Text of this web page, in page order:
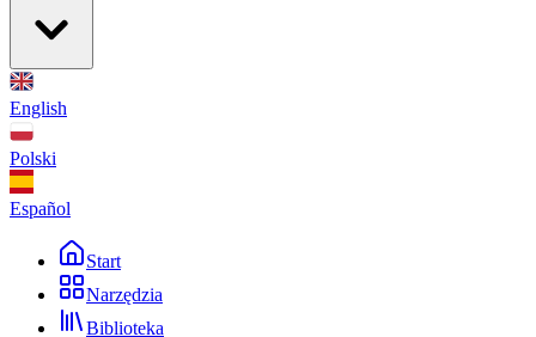
English
Polski
Español
Start
Narzędzia
Biblioteka